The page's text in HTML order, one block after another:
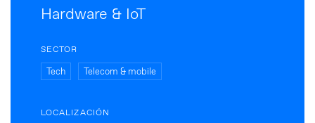
Hardware & IoT
SECTOR
Tech Telecom & mobile
LOCALIZACIÓN